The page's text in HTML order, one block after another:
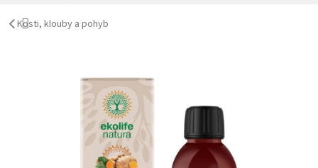
Kosti, klouby a pohyb